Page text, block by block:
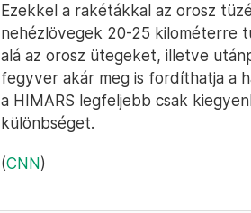
Ezekkel a rakétákkal az orosz
nehézlövegek 20-25 kilométerre
alá az orosz ütegeket, illetve
fegyver akár meg is fordíthatja a
a HIMARS legfeljebb csak
különbséget.
(CNN)